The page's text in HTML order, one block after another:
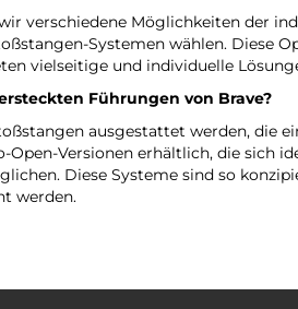
verschiedene Möglichkeiten der
Systemen wählen. Diese
vielseitige und individuelle
Führungen von Brave?
ausgestattet werden, die
Open-Versionen erhältlich, die sich
Diese Systeme sind so
werden.